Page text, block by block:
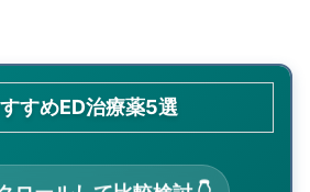
すすめED治療薬5選
ロールして比較検討 👇